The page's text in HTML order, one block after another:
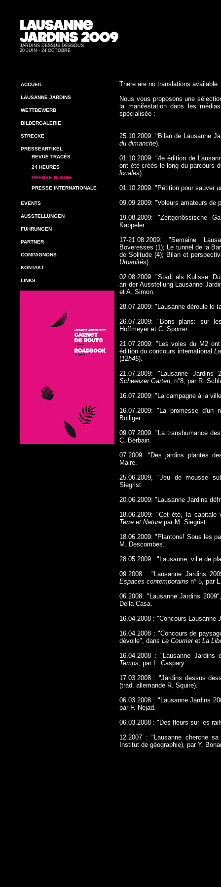
JARDINS DESSUS DESSOUS
20 JUIN - 24 OCTOBRE
ACCUEIL
LAUSANNE JARDINS
WETTBEWERB
BILDERGALERIE
STRECKE
PRESSEARTIKEL
REVUE TRACÉS
24 HEURES
PRESSE SUISSE
PRESSE INTERNATIONALE
EVENTS
AUSSTELLUNGEN
FÜHRUNGEN
PARTNER
COMPAGNONS
KONTAKT
LINKS
There are no translations available
Nous vous proposons une
la manifestationdans les médias
spécialisée :
25.10.2009: "Bilan de Lausanne
du dimanche).
01.10.2009: "4e édition de
ont été créés le long du parcours
locales).
01.10.2009: "Pétition pour sauver
09.09.2009: "Voleurs amateurs de
19.08.2009: "Zeitgenössische
Kappeler.
17-21.08.2009: "Semaine
Boveresses (1); Le tunnel de la
de Solitude (4); Bilan et
Urbanités).
02.08.2009: "Stadt als Kulisse.
an der Ausstellung Lausanne
et A. Simon.
28.07.2009: "Lausanne déroule le
26.07.2009: "Bons plans: sur
Hoffmeyer et C. Sporrer.
21.07.2009: "Les voies du M2
édition du concours international
(12h45).
21.07.2009: "Lausanne
Schweizer Garten, n°8, par R.
16.07.2009: "La campagne à la
16.07.2009: "La promesse d'un
Bolliger.
09.07.2009: "La transhumance
C. Berbain.
07.2009: "Des jardins plantés
Maire.
25.06.2009, "Jeu de mousse
Siegrist.
20.06.2009: "Lausanne Jardins
18.06.2009: "Cet été, la capitale
Terre et Nature par M. Siegrist.
18.06.2009: "Plantons! Sous les
M. Descombes.
28.05.2009 : "Lausanne, ville de
09.2008 : "Lausanne Jardins
Espaces contemporains n° 5, par
06.2008: "Lausanne Jardins
Della Casa.
16.04.2008 : "Concours Lausanne
16.04.2008 : "Concours de
dévoile", dans Le Courrier et La
16.04.2008 : "Lausanne
Temps, par L. Caspary.
17.03.2008 : "Jardins dessus
(trad. allemande R. Squire).
06.03.2008 : "Lausanne Jardins
par F. Nejad.
06.03.2008 : "Des fleurs sur les
12.2007 : "Lausanne cherche
Institut de géographie), par Y.